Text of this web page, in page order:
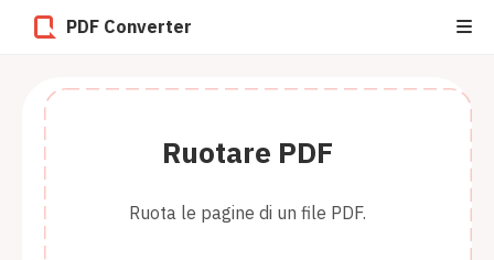
PDF Converter
Ruotare PDF
Ruota le pagine di un file PDF.